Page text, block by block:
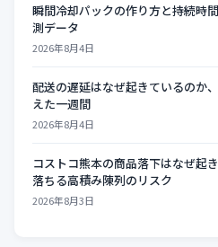
瞬間冷却パックの作り方と持続時
測データ
2026年8月4日
配送の遅延はなぜ起きているのか
えた一週間
2026年8月4日
コストコ熊本の商品落下はなぜ起
落ちる高積み陳列のリスク
2026年8月3日